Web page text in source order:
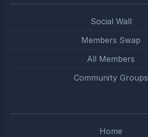
Social Wall
Members Swap
All Members
Community Groups
Home